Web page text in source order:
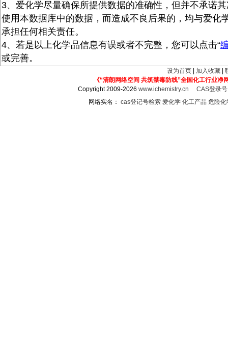
3、爱化学尽量确保所提供数据的准确性，但并不承诺
使用本数据库中的数据，而造成不良后果的，均与爱化
承担任何相关责任。
4、若是以上化学品信息有误或者不完整，您可以点击“
或完善。
设为首页 加入收藏
《“清朗网络空间 共筑禁毒防线”全国化工行业净
Copyright 2009-2026www.ichemistry.cn
CAS登录
网络实名： cas登记号检索 爱化学 化工产品 危险化